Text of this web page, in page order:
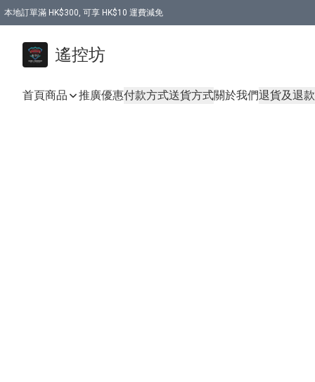
本地訂單滿 HK$300, 可享 HK$10 運費減免
遙控坊
首頁商品 推廣優惠付款方式送貨方式關於我們退貨及退